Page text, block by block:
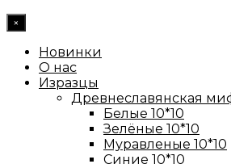
×
Новинки
О нас
Изразцы
Древнеславянская
Белые 10*10
Зелёные 10*10
Муравленые 10*10
Синие 10*10